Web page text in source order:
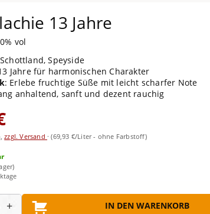
13 Jahre
vol
Speyside
Jahre für harmonischen Charakter
: Erlebe fruchtige Süße mit leicht scharfer Note
anhaltend, sanft und dezent rauchig
zzgl. Versand ·(69,93 €/Liter - ohne Farbstoff)
+ IN DEN WARENKORB